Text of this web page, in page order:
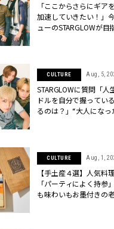
「ここからさらにギア
加速していきたい！」
ューのSTARGLOWが目
CULTURE Aug, 5,
STARGLOWに質問「人
ドルを自分で握ってい
るのは？」“大️人になっ
CULTURE Aug, 1,
【手土産４選】人気料
「パーティによく持参
も味わいもお墨付きの